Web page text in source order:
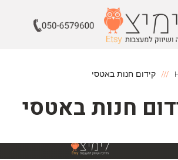
קידום חנות באטסי
חנות באטסי